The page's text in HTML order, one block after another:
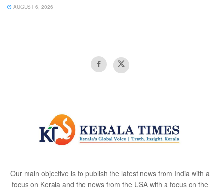
AUGUST 6, 2026
Our main objective is to publish the latest news from India with a
focus on Kerala and the news from the USA with a focus on the